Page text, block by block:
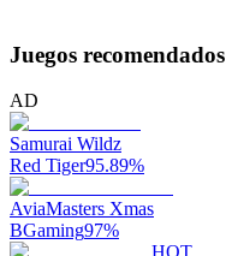
Juegos recomendados
AD
Samurai Wildz
Red Tiger95.89%
AviaMasters Xmas
BGaming97%